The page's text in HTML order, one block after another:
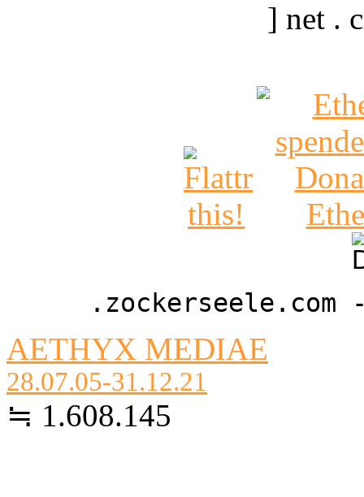
] net .
AETHYX MEDIAE
28.07.05-31.12.21
≒ 1.608.145